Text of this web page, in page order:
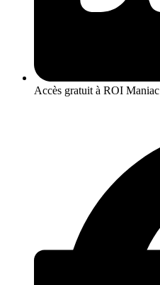
Accès gratuit à ROI Maniac